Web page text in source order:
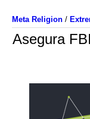
Meta Religion /
Asegura